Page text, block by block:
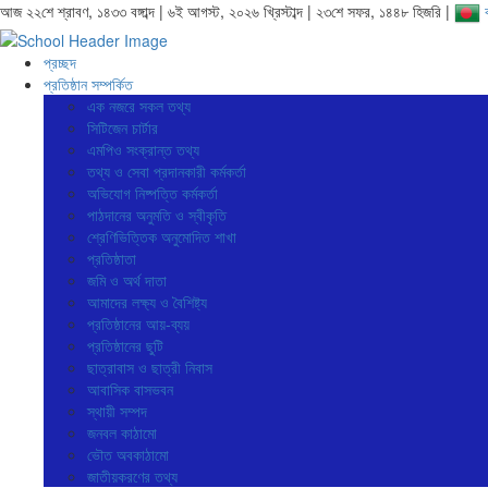
আজ ২২শে শ্রাবণ, ১৪৩৩ বঙ্গাব্দ | ৬ই আগস্ট, ২০২৬ খ্রিস্টাব্দ | ২৩শে সফর, ১৪৪৮ হিজরি |
প্রচ্ছদ
প্রতিষ্ঠান সম্পর্কিত
এক নজরে সকল তথ্য
সিটিজেন চার্টার
এমপিও সংক্রান্ত তথ্য
তথ্য ও সেবা প্রদানকারী কর্মকর্তা
অভিযোগ নিষ্পত্তি কর্মকর্তা
পাঠদানের অনুমতি ও স্বীকৃতি
শ্রেণিভিত্তিক অনুমোদিত শাখা
প্রতিষ্ঠাতা
জমি ও অর্থ দাতা
আমাদের লক্ষ্য ও বৈশিষ্ট্য
প্রতিষ্ঠানের আয়-ব্যয়
প্রতিষ্ঠানের ছুটি
ছাত্রাবাস ও ছাত্রী নিবাস
আবাসিক বাসভবন
স্থায়ী সম্পদ
জনবল কাঠামো
ভৌত অবকাঠামো
জাতীয়করণের তথ্য